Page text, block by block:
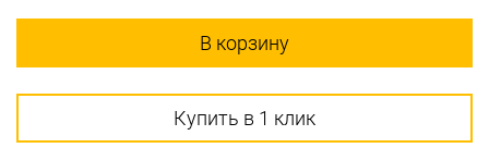
В корзину
Купить в 1 клик